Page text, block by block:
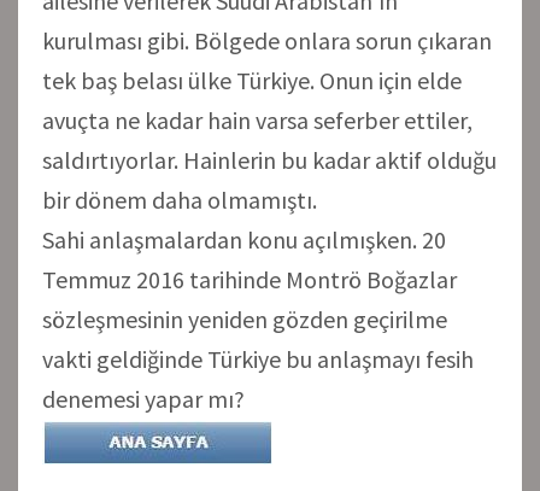
kurulması gibi. Bölgede onlara sorun çıkaran
tek baş belası ülke Türkiye. Onun için elde
avuçta ne kadar hain varsa seferber ettiler,
saldırtıyorlar. Hainlerin bu kadar aktif olduğu
bir dönem daha olmamıştı.
Sahi anlaşmalardan konu açılmışken. 20
Temmuz 2016 tarihinde Montrö Boğazlar
sözleşmesinin yeniden gözden geçirilme
vakti geldiğinde Türkiye bu anlaşmayı fesih
denemesi yapar mı?